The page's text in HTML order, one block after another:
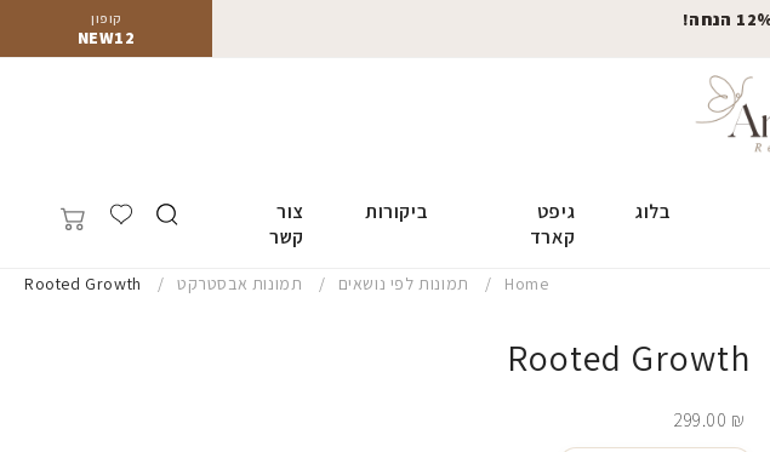
קופון
NEW12
בלוג
גיפט
קארד
ביקורות
צור
קשר
Home תמונות לפי נושאים תמונות אבסטרקט Rooted Growth
Rooted Growth
299.00 ₪